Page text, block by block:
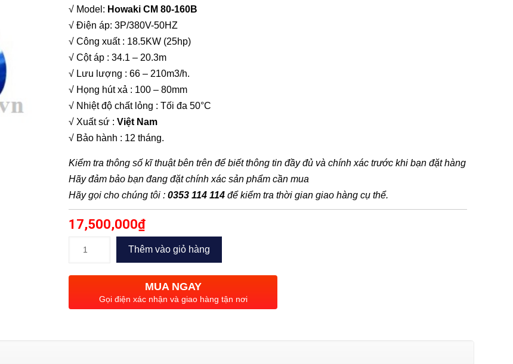
√ Model: Howaki CM 80-160B
√ Điện áp: 3P/380V-50HZ
√ Công xuất : 18.5KW (25hp)
√ Cột áp : 34.1 – 20.3m
√ Lưu lượng : 66 – 210m3/h.
√ Họng hút xả : 100 – 80mm
√ Nhiệt độ chất lỏng : Tối đa 50°C
√ Xuất sứ : Việt Nam
√ Bảo hành : 12 tháng.
Kiểm tra thông số kĩ thuật bên trên để biết thông tin đầy đủ và chính xác trước khi bạn đặt hàng
Hãy đảm bảo bạn đang đặt chính xác sản phẩm cần mua
Hãy gọi cho chúng tôi :0353 114 114 để kiểm tra thời gian giao hàng cụ thể.
17,500,000₫
nghiệp
CM
Thêm vào giỏ hàng
MUA NGAY
Gọi điện xác nhận và giao hàng tận nơi